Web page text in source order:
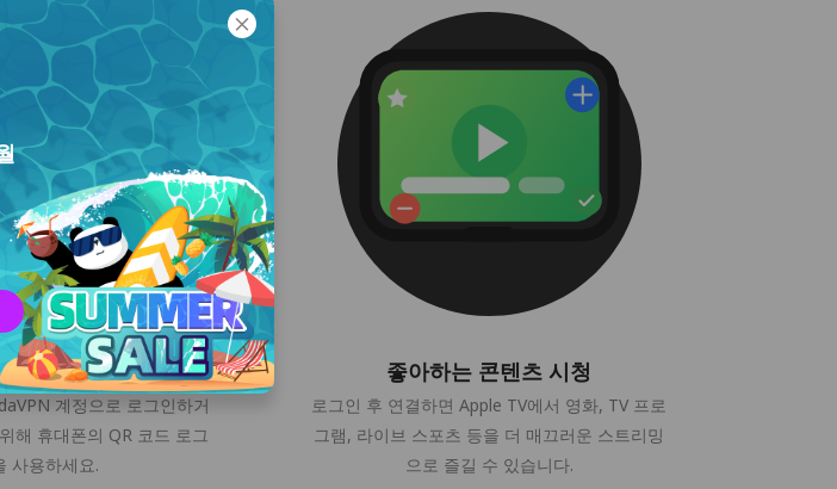
계정에 로그인
계정으로 로그인하거
해 휴대폰의 QR 코드 로그
사용하세요.
좋아하는 콘텐츠 시청
로그인 후 연결하면 Apple TV에서 영화, TV 프로
그램, 라이브 스포츠 등을 더 매끄러운 스트리밍
으로 즐길 수 있습니다.